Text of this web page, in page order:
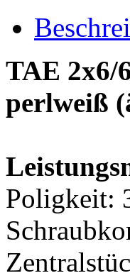
TAE 2x6/
perlweiß
Poligkeit: